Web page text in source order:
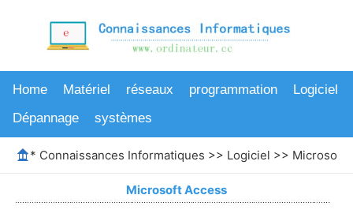
Home Matériel réseaux programmation
Logiciel
Dépannage
systèmes
* Connaissances Informatiques >> Logiciel >> Microsoft
Microsoft Access